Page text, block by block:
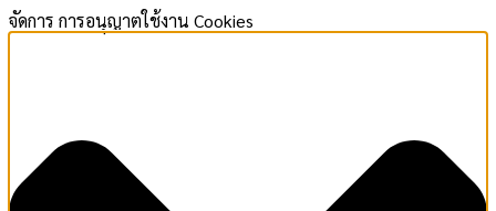
จัดการ การอนุญาตใช้งาน Cookies